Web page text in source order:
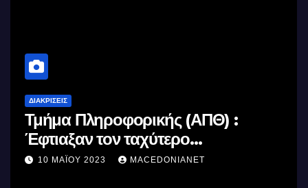
ΔΙΑΚΡΊΣΕΙΣ
Τμήμα Πληροφορικής (ΑΠΘ) :
Έφτιαξαν τον ταχύτερο
επεξεργαστή AI στον κόσμο με τη
10 ΜΑΪ́ΟΥ 2023 MACEDONIANET